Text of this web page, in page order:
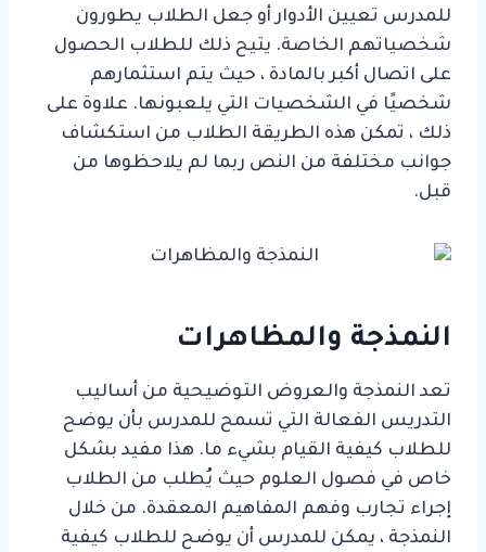
للمدرس تعيين الأدوار أو جعل الطلاب يطورون
شخصياتهم الخاصة. يتيح ذلك للطلاب الحصول
على اتصال أكبر بالمادة ، حيث يتم استثمارهم
شخصيًا في الشخصيات التي يلعبونها. علاوة على
ذلك ، تمكن هذه الطريقة الطلاب من استكشاف
جوانب مختلفة من النص ربما لم يلاحظوها من
قبل.
النمذجة والمظاهرات
تعد النمذجة والعروض التوضيحية من أساليب
التدريس الفعالة التي تسمح للمدرس بأن يوضح
للطلاب كيفية القيام بشيء ما. هذا مفيد بشكل
خاص في فصول العلوم حيث يُطلب من الطلاب
إجراء تجارب وفهم المفاهيم المعقدة. من خلال
النمذجة ، يمكن للمدرس أن يوضح للطلاب كيفية